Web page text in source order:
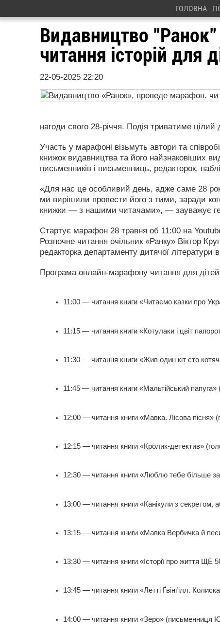
ГОЛОВНА
Видавництво
читання історій для
22-05-2025 22:20
нагоди свого 28-річчя. Подія триватиме
Участь у марафоні візьмуть автори та
книжок видавництва та його найзнаковіших
письменників і письменниць, редакторок,
«Для нас це особливий день, адже саме 28
ми вирішили провести його з тими, заради
книжки — з нашими читачами», — зауважує
Стартує марафон 28 травня об 11:00 на
Розпочне читання очільник «Ранку» Віктор
редакторка департаменту дитячої літератури
Програма онлайн-марафону читання для
11:00 — читання книги «Читаємо казки про
11:15 — читання книги «Котулаки і цвіт
11:30 — читання книги «Жив один кіт сто
11:45 — читання книги «Мальтійський
12:00 — читання книги «Мавка. Лісова пісня»
12:15 — читання книги «Кролик-детектив»
12:30 — читання книги «Люблю тебе більше
13:00 — читання книги «Канікули з
13:15 — читання книги «Мавка Вербичка й
13:30 — читання книги «Історії про життя ЩЕ
13:45 — читання книги «Летті Ґвінґілл.
14:00 — читання книги «Зеро» (письменниця